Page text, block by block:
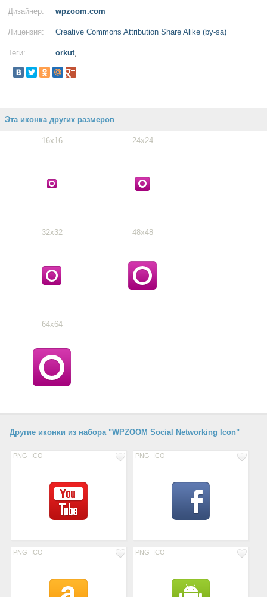
Дизайнер: wpzoom.com
Лицензия: Creative Commons Attribution Share Alike (by-sa)
Теги: orkut,
Эта иконка других размеров
16x16 24x24
32x32 48x48
64x64
Другие иконки из набора "WPZOOM Social Networking Icon"
PNG ICO PNG ICO
PNG ICO PNG ICO